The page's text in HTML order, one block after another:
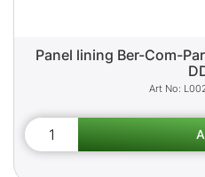
Panel lining Ber-Com-